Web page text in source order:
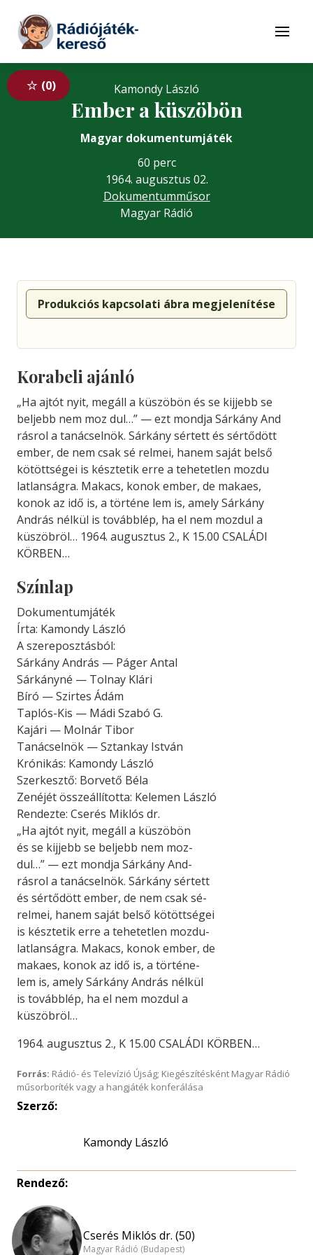
Tovább a tartalomhoz
Menü
0 Kamondy László
Ember a küszöbön
Magyar dokumentumjáték
60 perc
1964. augusztus 02.
Dokumentumműsor
Magyar Rádió
Produkciós kapcsolati ábra megjelenítése
Korabeli ajánló
„Ha ajtót nyit, megáll a küszöbön és se kijjebb se
beljebb nem moz dul…” — ezt mondja Sárkány And
rásrol a tanácselnök. Sárkány sértett és sértődött
ember, de nem csak sé relmei, hanem saját belső
kötöttségei is késztetik erre a tehetetlen mozdu
latlanságra. Makacs, konok ember, de makaes,
konok az idő is, a történe lem is, amely Sárkány
András nélkül is továbblép, ha el nem mozdul a
küszöbröl… 1964. augusztus 2., K 15.00 CSALÁDI
KÖRBEN…
Színlap
Dokumentumjáték
Írta: Kamondy László
A szereposztásból:
Sárkány András — Páger Antal
Sárkányné — Tolnay Klári
Bíró — Szirtes Ádám
Taplós-Kis — Mádi Szabó G.
Kajári — Molnár Tibor
Tanácselnök — Sztankay István
Krónikás: Kamondy László
Szerkesztő: Borvető Béla
Zenéjét összeállította: Kelemen László
Rendezte: Cserés Miklós dr.
„Ha ajtót nyit, megáll a küszöbön
és se kijjebb se beljebb nem moz-
dul…” — ezt mondja Sárkány And-
rásrol a tanácselnök. Sárkány sértett
és sértődött ember, de nem csak sé-
relmei, hanem saját belső kötöttségei
is késztetik erre a tehetetlen mozdu-
latlanságra. Makacs, konok ember, de
makaes, konok az idő is, a történe-
lem is, amely Sárkány András nélkül
is továbblép, ha el nem mozdul a
küszöbröl…
1964. augusztus 2., K 15.00 CSALÁDI KÖRBEN…
Forrás: Rádió- és Televízió Újság; Kiegészítésként Magyar Rádió
műsorboríték vagy a hangjáték konferálása
Szerző:
Kamondy László
Rendező:
Cserés Miklós dr. (50)
Magyar Rádió (Budapest)